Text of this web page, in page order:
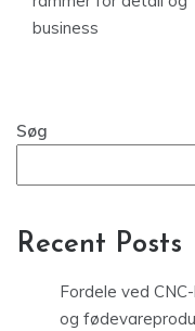
business
Søg
Recent Posts
Fordele ved
og